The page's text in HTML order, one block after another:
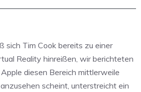
sich Tim Cook bereits zu einer
Reality hinreißen, wir berichteten
diesen Bereich mittlerweile
scheint, unterstreicht ein